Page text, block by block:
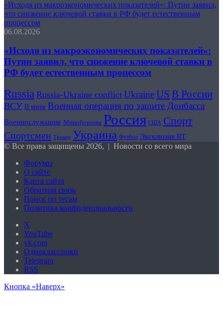
«Исходя из макроэкономических показателей»: Путин заявил,
что снижение ключевой ставки в РФ будет естественным
процессом
06.08.2026
«Исходя из макроэкономических показателей»:
Путин заявил, что снижение ключевой ставки в
РФ будет естественным процессом
Russia Russia-Ukraine conflict UkraineUS В России
ВСУ В мире Военная операция по защите Донбасса
Военнослужащие Минобороны Россия США Спорт
Спортсмен Тренер Украина Футбол Эксклюзив RT
© Все права защищены 2026, | Новости со всего мира
Форумы
О сайте
Карта сайта
Обратная связь
Поиск по тегам
Политика конфиденциальности
X
YouTube
vk.com
Одноклассники
Telegram
RSS
Кнопка «Наверх»